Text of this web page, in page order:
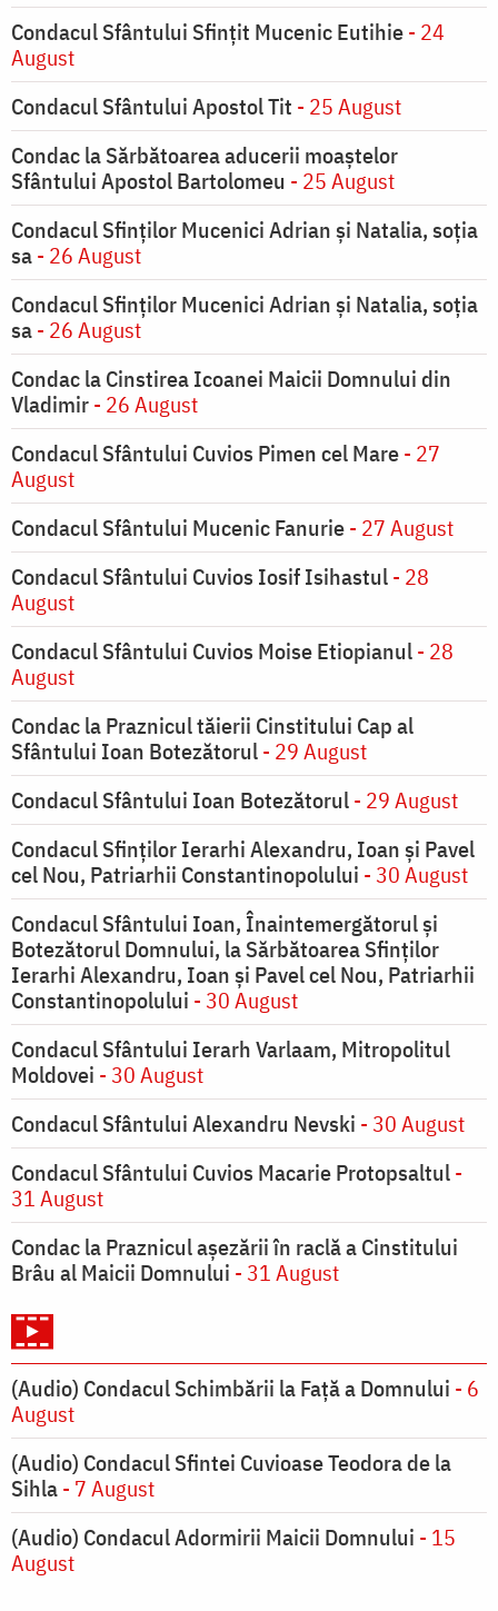
Condacul Sfântului Sfinţit Mucenic Eutihie- 24
August
Condacul Sfântului Apostol Tit - 25 August
Condac la Sărbătoarea aducerii moaştelor
Sfântului Apostol Bartolomeu - 25 August
Condacul Sfinţilor Mucenici Adrian şi Natalia, soţia
sa- 26 August
Condacul Sfinţilor Mucenici Adrian şi Natalia, soţia
sa- 26 August
Condac la Cinstirea Icoanei Maicii Domnului din
Vladimir- 26 August
Condacul Sfântului Cuvios Pimen cel Mare- 27
August
Condacul Sfântului Mucenic Fanurie- 27 August
Condacul Sfântului Cuvios Iosif Isihastul- 28
August
Condacul Sfântului Cuvios Moise Etiopianul- 28
August
Condac la Praznicul tăierii Cinstitului Cap al
Sfântului Ioan Botezătorul- 29 August
Condacul Sfântului Ioan Botezătorul- 29 August
Condacul Sfinţilor Ierarhi Alexandru, Ioan şi Pavel
cel Nou, Patriarhii Constantinopolului - 30 August
Condacul Sfântului Ioan, Înaintemergătorul şi
Botezătorul Domnului, la Sărbătoarea Sfinţilor
Ierarhi Alexandru, Ioan şi Pavel cel Nou, Patriarhii
Constantinopolului - 30 August
Condacul Sfântului Ierarh Varlaam, Mitropolitul
Moldovei - 30 August
Condacul Sfântului Alexandru Nevski - 30 August
Condacul Sfântului Cuvios Macarie Protopsaltul-
31 August
Condac la Praznicul aşezării în raclă a Cinstitului
Brâu al Maicii Domnului - 31 August
(Audio) Condacul Schimbării la Față a Domnului - 6
August
(Audio) Condacul Sfintei Cuvioase Teodora de la
Sihla- 7 August
(Audio) Condacul Adormirii Maicii Domnului - 15
August